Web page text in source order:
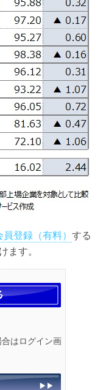
員登録（有料） する
ます。
はログイン画